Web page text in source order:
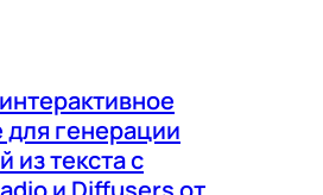
генерации
из текста с